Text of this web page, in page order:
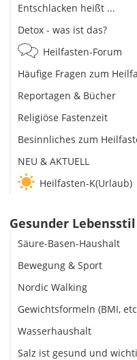
Entschlacken heißt ...
Detox - was ist das?
Heilfasten-Forum
Häufige Fragen zum
Reportagen & Bücher
Religiöse Fastenzeit
Besinnliches zum
NEU & AKTUELL
Heilfasten-K(Urlaub)
Gesunder Lebensstil
Säure-Basen-Haushalt
Bewegung & Sport
Nordic Walking
Gewichtsformeln (BMI,
Wasserhaushalt
Salz ist gesund und